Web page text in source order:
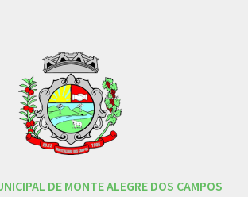
DE MONTE ALEGRE DOS CAMPOS